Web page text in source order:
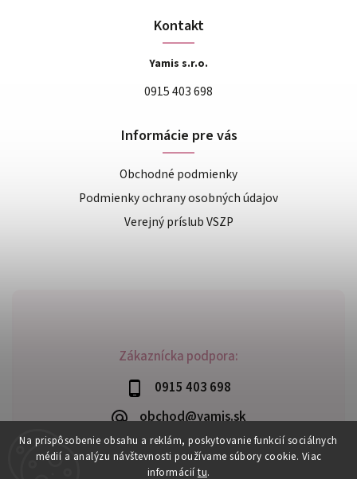
Na prispôsobenie obsahu a reklám, poskytovanie funkcií sociálnych
médií a analýzu návštevnosti používame súbory cookie. Viac
informácií tu.
Zákaznícka podpora:
0915 403 698
obchod@yamis.sk
Kontakt
Yamis s.r.o.
0915 403 698
Informácie pre vás
Obchodné podmienky
Podmienky ochrany osobných údajov
Verejný príslub VSZP